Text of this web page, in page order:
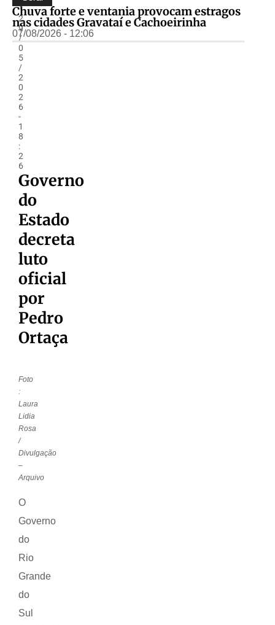
-
2
9
/
0
5
/
2
0
2
6
-
1
8
:
2
6
Governo
do
Estado
decreta
luto
oficial
por
Pedro
Ortaça
Foto
:
Laura
Lidia
Rosa
/
Divulgação
–
Arquivo
O
Governo
do
Rio
Grande
do
Sul
Chuva forte e ventania provocam estragos
nas cidades Gravataí e Cachoeirinha
07/08/2026 - 12:06